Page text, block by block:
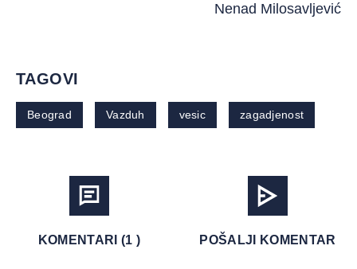
Nenad Milosavljević
TAGOVI
Beograd Vazduh vesic zagadjenost
KOMENTARI (1 ) POŠALJI KOMENTAR